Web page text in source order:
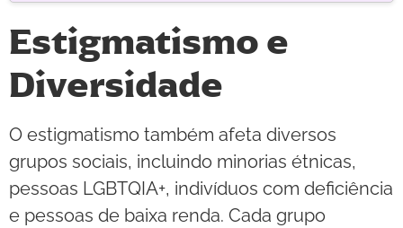
Estigmatismo e
Diversidade
O estigmatismo também afeta diversos
grupos sociais, incluindo minorias étnicas,
pessoas LGBTQIA+, indivíduos com deficiência
e pessoas de baixa renda. Cada grupo